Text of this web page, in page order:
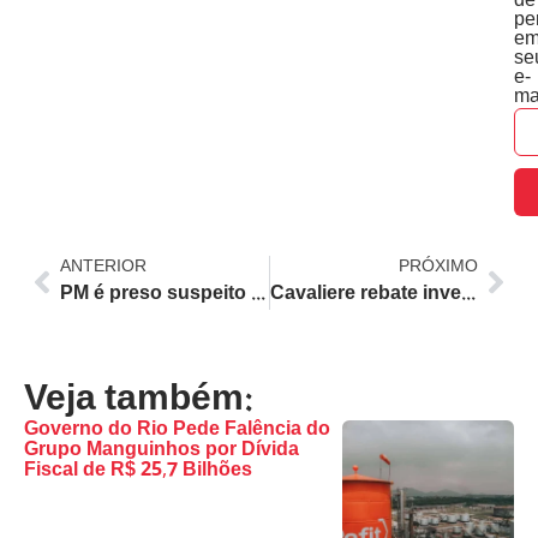
e-
ANTERIOR
PM é preso suspeito de matar amante da esposa no Rio de Janeiro; veja repercussão
PRÓXIMO
Cavaliere rebate investigação do MPRJ sobre fim do pagamento em dinheiro nos ônibus do Rio
Veja também:
Governo do Rio Pede Falência do
Grupo Manguinhos por Dívida
Fiscal de R$ 25,7 Bilhões